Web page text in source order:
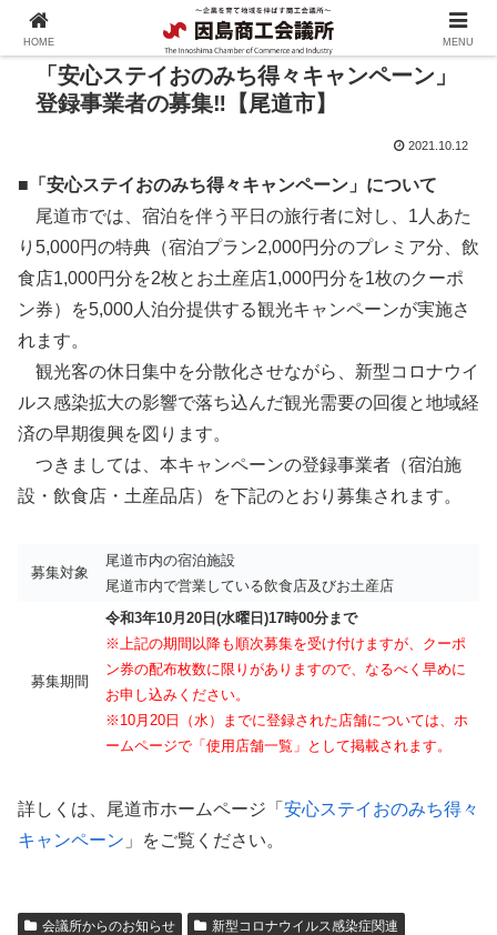
「安心ステイおのみち得々キャンペーン」
登録事業者の募集‼【尾道市】
2021.10.12
■「安心ステイおのみち得々キャンペーン」について
尾道市では、宿泊を伴う平日の旅行者に対し、1人あた
り5,000円の特典（宿泊プラン2,000円分のプレミア分、飲
食店1,000円分を2枚とお土産店1,000円分を1枚のクーポ
ン券）を5,000人泊分提供する観光キャンペーンが実施さ
れます。
観光客の休日集中を分散化させながら、新型コロナウイ
ルス感染拡大の影響で落ち込んだ観光需要の回復と地域経
済の早期復興を図ります。
つきましては、本キャンペーンの登録事業者（宿泊施
設・飲食店・土産品店）を下記のとおり募集されます。
募集対象
尾道市内の宿泊施設
尾道市内で営業している飲食店及びお土産店
募集期間
令和3年10月20日(水曜日)17時00分まで
※上記の期間以降も順次募集を受け付けますが、クーポ
ン券の配布枚数に限りがありますので、なるべく早めに
お申し込みください。
※10月20日（水）までに登録された店舗については、ホ
ームページで「使用店舗一覧」として掲載されます。
詳しくは、尾道市ホームページ「 安心ステイおのみち得々
キャンペーン 」をご覧ください。
会議所からのお知らせ
新型コロナウイルス感染症関連
HOME MENU